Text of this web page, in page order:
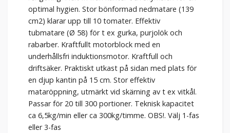
optimal hygien. Stor bönformad nedmatare (139
cm2) klarar upp till 10 tomater. Effektiv
tubmatare (Ø 58) för t ex gurka, purjolök och
rabarber. Kraftfullt motorblock med en
underhållsfri induktionsmotor. Kraftfull och
driftsäker. Praktiskt utkast på sidan med plats för
en djup kantin på 15 cm. Stor effektiv
mataröppning, utmärkt vid skärning av t ex vitkål.
Passar för 20 till 300 portioner. Teknisk kapacitet
ca 6,5kg/min eller ca 300kg/timme. OBS!. Välj 1-fas
eller 3-fas